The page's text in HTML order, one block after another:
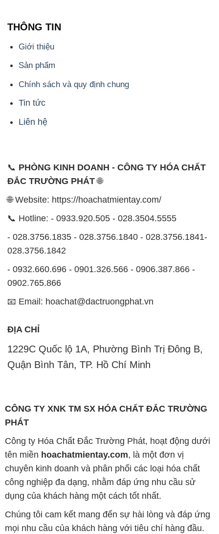
THÔNG TIN
Giới thiệu
Sản phẩm
Chính sách và quy định chung
Tin tức
Liên hệ
📞 PHÒNG KINH DOANH - CÔNG TY HÓA CHẤT
ĐẮC TRƯỜNG PHÁT🌐
🌐 Website: https://hoachatmientay.com/
📞 Hotline: - 0933.920.505 - 028.3504.5555
- 028.3756.1835 - 028.3756.1840 - 028.3756.1841-
028.3756.1842
- 0932.660.696 - 0901.326.566 - 0906.387.866 -
0902.765.866
📧 Email: hoachat@dactruongphat.vn
ĐỊA CHỈ
1229C Quốc lộ 1A, Phường Bình Trị Đông B,
Quận Bình Tân, TP. Hồ Chí Minh
CÔNG TY XNK TM SX HÓA CHẤT ĐẮC TRƯỜNG
PHÁT
Công ty Hóa Chất Đắc Trường Phát, hoạt động dưới
tên miền hoachatmientay.com, là một đơn vị
chuyên kinh doanh và phân phối các loại hóa chất
công nghiệp đa dạng, nhằm đáp ứng nhu cầu sử
dụng của khách hàng một cách tốt nhất.
Chúng tôi cam kết mang đến sự hài lòng và đáp ứng
mọi nhu cầu của khách hàng với tiêu chí hàng đầu.